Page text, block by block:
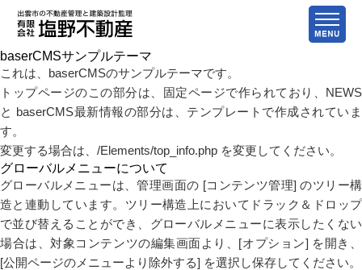
baserCMSサンプルテーマ
これは、baserCMSのサンプルテーマです。
トップページのこの部分は、固定ページで作られており、NEWS
と baserCMS最新情報の部分は、テンプレートで作成されていま
す。
変更する場合は、/Elements/top_info.php を変更してください。
グローバルメニューについて
グローバルメニューは、管理画面の [コンテンツ管理] のツリー構
造と連動しています。ツリー構造上においてドラック＆ドロップ
で並び替えることができ、グローバルメニューに表示したくない
場合は、対象コンテンツの編集画面より、[オプション] を開き、
[公開ページのメニューより除外する] を選択し保存してください。